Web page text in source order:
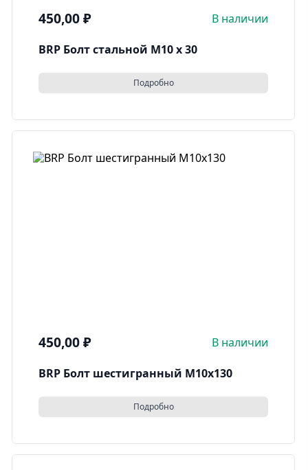
450,00₽ В наличии
BRP Болт стальной M10 x 30
Подробно
450,00₽ В наличии
BRP Болт шестигранный M10x130
Подробно